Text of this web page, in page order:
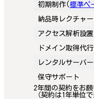
初期制作(標準ペ
納品時レクチャー
アクセス解析設置
ドメイン取得代行
レンタルサーバー
保守サポート
2年間の契約をお
（契約は1年単位